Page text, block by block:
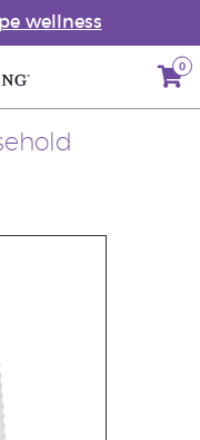
wellness
0